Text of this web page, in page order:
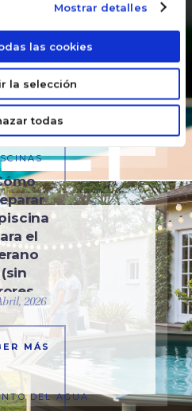
Mostrar detalles
las cookies
la selección
todas
MÁS
el
(sin
2026
MÁS
DEL AGUA